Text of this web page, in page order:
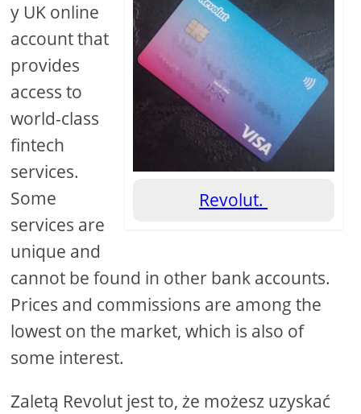
Revolut.
y UK online
account that
provides
access to
world-class
fintech
services.
Some
services are
unique and
cannot be found in other bank accounts.
Prices and commissions are among the
lowest on the market, which is also of
some interest.
Zaletą Revolut jest to, że możesz uzyskać